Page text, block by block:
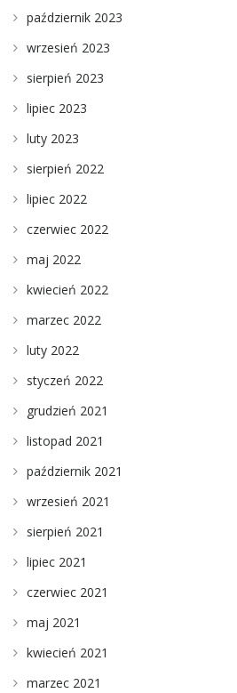
październik 2023
wrzesień 2023
sierpień 2023
lipiec 2023
luty 2023
sierpień 2022
lipiec 2022
czerwiec 2022
maj 2022
kwiecień 2022
marzec 2022
luty 2022
styczeń 2022
grudzień 2021
listopad 2021
październik 2021
wrzesień 2021
sierpień 2021
lipiec 2021
czerwiec 2021
maj 2021
kwiecień 2021
marzec 2021